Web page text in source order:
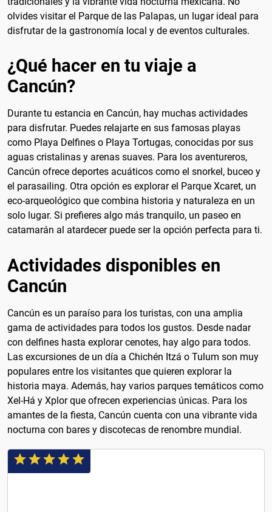
olvides visitar el Parque de las Palapas, un lugar ideal para
disfrutar de la gastronomía local y de eventos culturales.
¿Qué hacer en tu viaje a
Cancún?
Durante tu estancia en Cancún, hay muchas actividades
para disfrutar. Puedes relajarte en sus famosas playas
como Playa Delfines o Playa Tortugas, conocidas por sus
aguas cristalinas y arenas suaves. Para los aventureros,
Cancún ofrece deportes acuáticos como el snorkel, buceo y
el parasailing. Otra opción es explorar el Parque Xcaret, un
eco-arqueológico que combina historia y naturaleza en un
solo lugar. Si prefieres algo más tranquilo, un paseo en
catamarán al atardecer puede ser la opción perfecta para ti.
Actividades disponibles en
Cancún
Cancún es un paraíso para los turistas, con una amplia
gama de actividades para todos los gustos. Desde nadar
con delfines hasta explorar cenotes, hay algo para todos.
Las excursiones de un día a Chichén Itzá o Tulum son muy
populares entre los visitantes que quieren explorar la
historia maya. Además, hay varios parques temáticos como
Xel-Há y Xplor que ofrecen experiencias únicas. Para los
amantes de la fiesta, Cancún cuenta con una vibrante vida
nocturna con bares y discotecas de renombre mundial.